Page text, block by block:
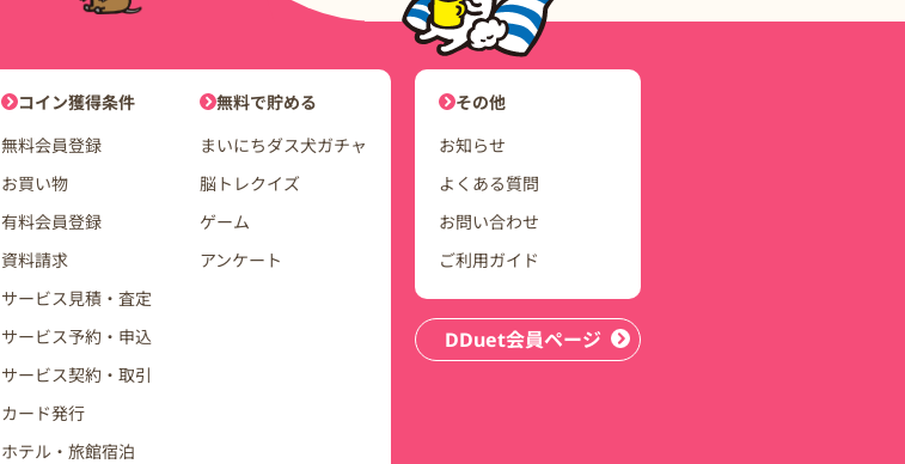
コイン獲得条件
無料会員登録
お買い物
有料会員登録
資料請求
サービス見積・査定
サービス予約・申込
サービス契約・取引
カード発行
ホテル・旅館宿泊
無料で貯める
まいにちダス犬ガチャ
脳トレクイズ
ゲーム
アンケート
ユーザーナビゲーション
その他
お知らせ
よくある質問
お問い合わせ
ご利用ガイド
DDuet会員ページ